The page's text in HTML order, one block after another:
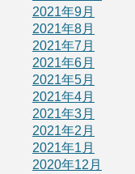
2021年9月
2021年8月
2021年7月
2021年6月
2021年5月
2021年4月
2021年3月
2021年2月
2021年1月
2020年12月